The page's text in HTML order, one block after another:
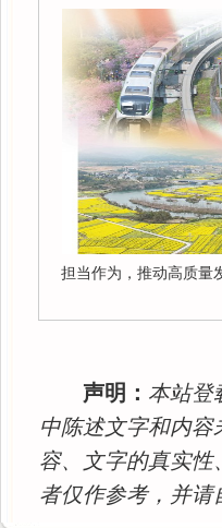
担当作为，推动高质量
声明： 本站登
中陈述文字和内
容、文字的真实
者仅作参考，并请